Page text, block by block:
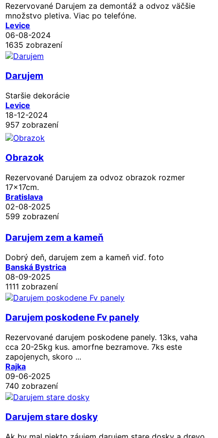
Rezervované Darujem za demontáž a odvoz väčšie
množstvo pletiva. Viac po telefóne.
Levice
06-08-2024
1635 zobrazení
Darujem
Staršie dekorácie
Levice
18-12-2024
957 zobrazení
Obrazok
Rezervované Darujem za odvoz obrazok rozmer
17x17cm.
Bratislava
02-08-2025
599 zobrazení
Darujem zem a kameň
Dobrý deň, darujem zem a kameň viď. foto
Banská Bystrica
08-09-2025
1111 zobrazení
Darujem poskodene Fv panely
Rezervované darujem poskodene panely. 13ks, vaha
cca 20-25kg kus. amorfne bezramove. 7ks este
zapojenych, skoro ...
Rajka
09-06-2025
740 zobrazení
Darujem stare dosky